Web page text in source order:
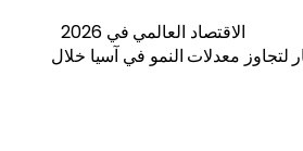
الاقتصاد العالمي في 2026
لتجاوز معدلات النمو في آسيا خلال